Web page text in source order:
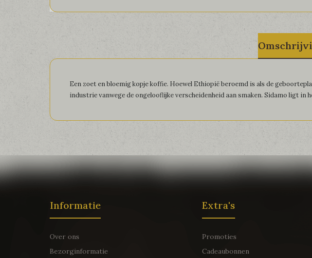
Een zoet en bloemig kopje koffie. Hoewel Ethiopië beroemd is als de
industrie vanwege de ongelooflijke verscheidenheid aan smaken. Sidamo ligt
Informatie
Over ons
Bezorginformatie
Extra's
Promoties
Cadeaubonnen